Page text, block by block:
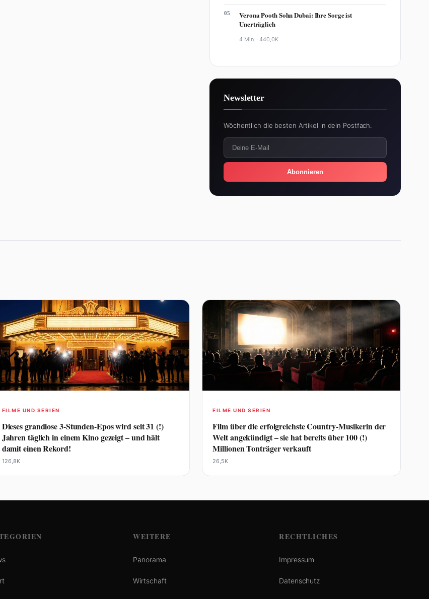
05
Verona Pooth Sohn Dubai: Ihre Sorge ist
Unerträglich
4 Min. ·440,0K
Newsletter
Wöchentlich die besten Artikel in dein Postfach.
Abonnieren
FILME UND SERIEN
Dieses grandiose 3-Stunden-Epos wird seit 31 (!)
Jahren täglich in einem Kino gezeigt – und hält
damit einen Rekord!
126,8K
FILME UND SERIEN
Film über die erfolgreichste Country-Musikerin der
Welt angekündigt – sie hat bereits über 100 (!)
Millionen Tonträger verkauft
26,5K
WEITERE
Panorama
Wirtschaft
RECHTLICHES
Impressum
Datenschutz